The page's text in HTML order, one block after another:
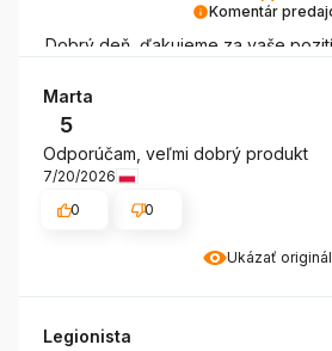
Komentár
Dobrý deň, ďakujeme za vaše
PROTECTOR spokojný a že sa k
vraciate. Vaša spokojnosť je pre nás
Ukázať originál
Marta
5
Odporúčam, veľmi dobrý produkt
7/20/2026
0
0
Legionista